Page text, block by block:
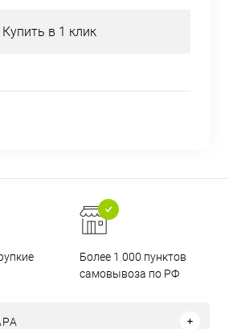
Купить в 1 клик
Более 1 000 пунктов
самовывоза по РФ